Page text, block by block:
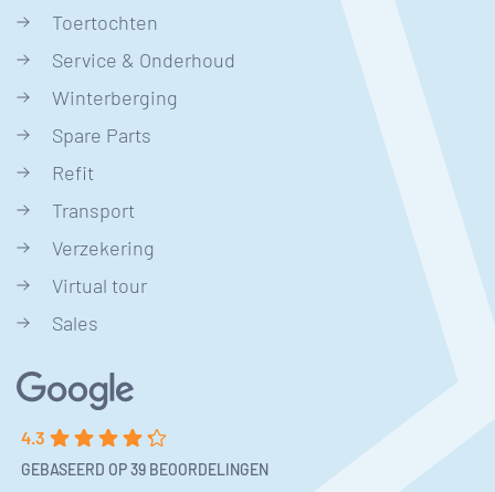
Toertochten
Service & Onderhoud
Winterberging
Spare Parts
Refit
Transport
Verzekering
Virtual tour
Sales
4.3
GEBASEERD OP 39 BEOORDELINGEN